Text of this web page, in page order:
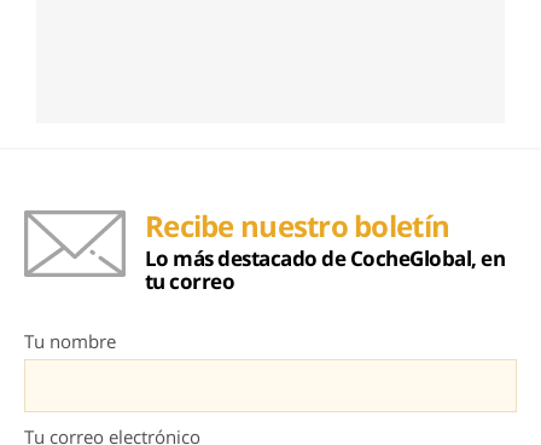
Recibe nuestro boletín
Lo más destacado de CocheGlobal, en
tu correo
Tu nombre
Tu correo electrónico